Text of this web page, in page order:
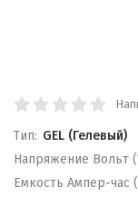
Тип: GEL (Гелевый)
Напряжение Вольт
Емкость Ампер-час